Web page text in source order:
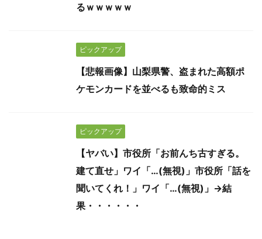
るｗｗｗｗｗ
ピックアップ
【悲報画像】山梨県警、盗まれた高額ポ
ケモンカードを並べるも致命的ミス
ピックアップ
【ヤバい】市役所「お前んち古すぎる。
建て直せ」ワイ「…(無視)」市役所「話を
聞いてくれ！」ワイ「…(無視)」→結
果・・・・・・